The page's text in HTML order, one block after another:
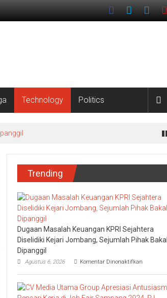
Technology Politics
Trending
Dugaan Masalah Keuangan KPRI Sejahtera
Diselidiki Kejari Jombang, Sejumlah Pihak Bakal
Dipanggil
Agustus 6, 2026 Komentar Dinonaktifkan
Masalah
Keuangan
KPRI